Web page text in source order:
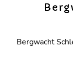
Bergwacht